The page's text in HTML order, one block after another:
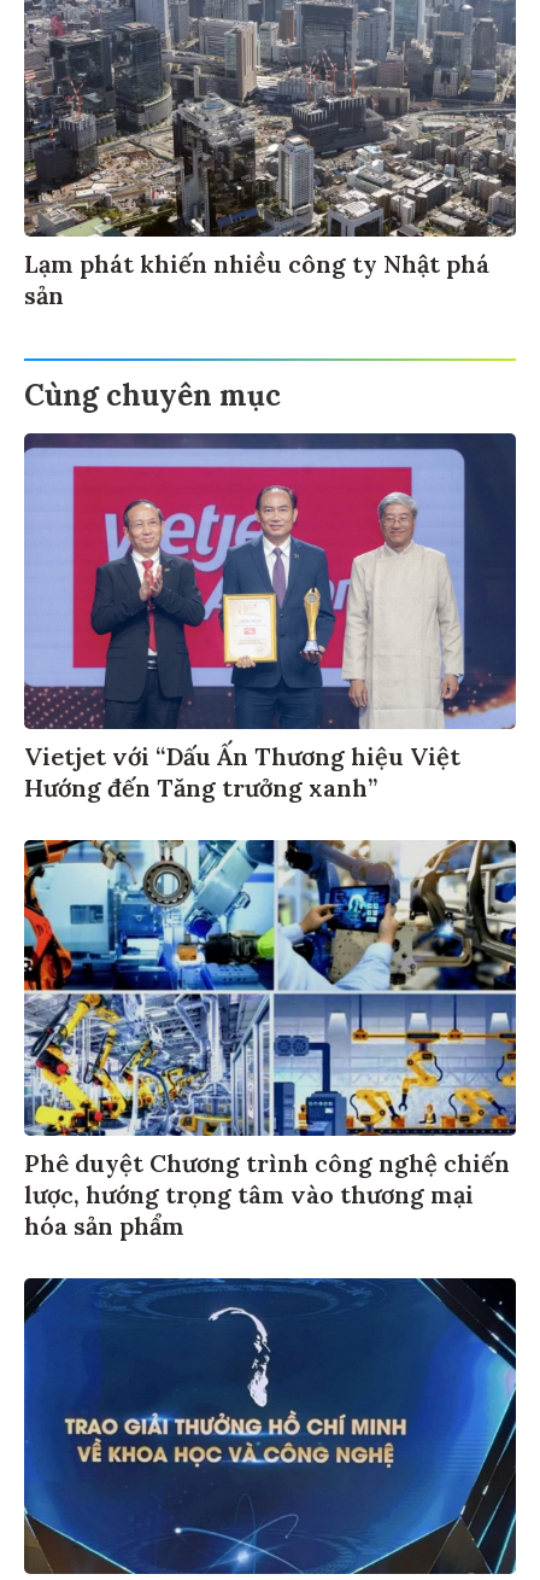
Lạm phát khiến nhiều công ty Nhật phá
sản
Cùng chuyên mục
Vietjet với “Dấu Ấn Thương hiệu Việt
Hướng đến Tăng trưởng xanh”
Phê duyệt Chương trình công nghệ chiến
lược, hướng trọng tâm vào thương mại
hóa sản phẩm